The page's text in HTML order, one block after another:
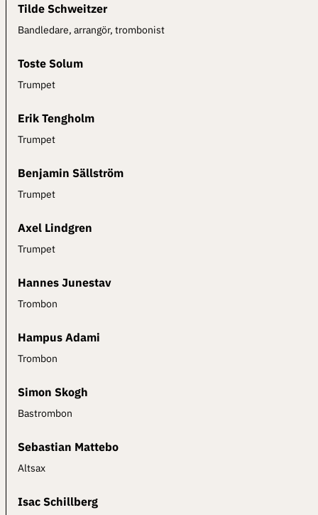
Tilde Schweitzer
Bandledare, arrangör, trombonist
Toste Solum
Trumpet
Erik Tengholm
Trumpet
Benjamin Sällström
Trumpet
Axel Lindgren
Trumpet
Hannes Junestav
Trombon
Hampus Adami
Trombon
Simon Skogh
Bastrombon
Sebastian Mattebo
Altsax
Isac Schillberg